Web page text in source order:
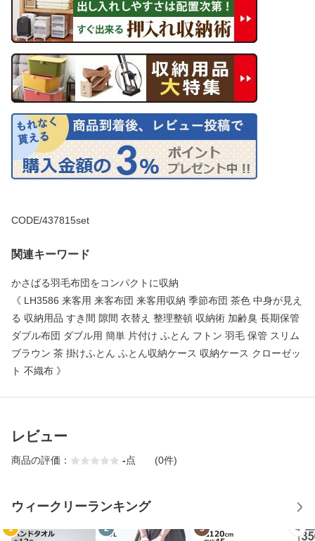
CODE/437815set
関連キーワード
かさばる羽毛布団をコンパクトに収納
《 LH3586 来客用 来客布団 来客用収納 季節布団 茶色 中身が見え
る 収納用品 すき間 隙間 衣替え 整理整頓 収納術 加齢臭 長期保管
ダブル布団 ダブル用 簡単 片付け ふとん フトン 羽毛 保管 スリム
ブラウン 茶 掛けふとん ふとん収納ケース 収納ケース クローゼッ
ト 不織布 》
レビュー
商品の評価： -点 (0件)
ウィークリーランキング
1 2 3 4